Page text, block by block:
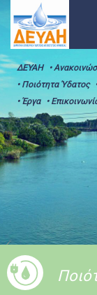
ΔΕΥΑΗ •
• Ποιότητα Ύδατος
• Έργα
•